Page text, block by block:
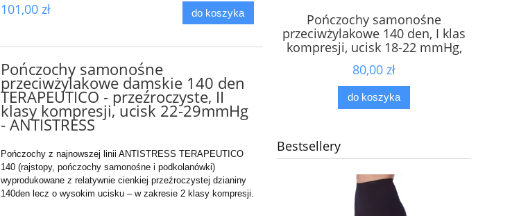
101,00 zł do koszyka
Pończochy samonośne
przeciwżylakowe damskie 140 den
TERAPEUTICO - przeźroczyste, II
klasy kompresji, ucisk 22-29mmHg
- ANTISTRESS
Pończochy z najnowszej linii ANTISTRESS TERAPEUTICO
140 (rajstopy, pończochy samonośne i podkolanówki)
wyprodukowane z relatywnie cienkiej przeźroczystej dzianiny
140den lecz o wysokim ucisku – w zakresie 2 klasy kompresji
Pończochy samonośne
przeciwżylakowe 140 den, I klas
kompresji, ucisk 18-22 mmHg,
splot "plaster miodu"- PALCE
OTWARTE - ANTISTRESS
80,00 zł
do koszyka
Bestsellery